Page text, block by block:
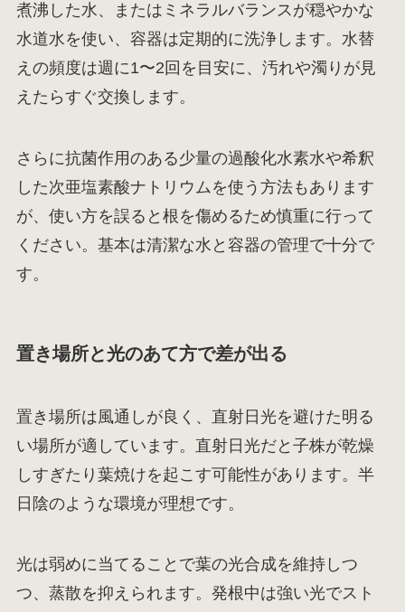
煮沸した水、またはミネラルバランスが穏やかな
水道水を使い、容器は定期的に洗浄します。水替
えの頻度は週に1〜2回を目安に、汚れや濁りが見
えたらすぐ交換します。
さらに抗菌作用のある少量の過酸化水素水や希釈
した次亜塩素酸ナトリウムを使う方法もあります
が、使い方を誤ると根を傷めるため慎重に行って
ください。基本は清潔な水と容器の管理で十分で
す。
置き場所と光のあて方で差が出る
置き場所は風通しが良く、直射日光を避けた明る
い場所が適しています。直射日光だと子株が乾燥
しすぎたり葉焼けを起こす可能性があります。半
日陰のような環境が理想です。
光は弱めに当てることで葉の光合成を維持しつ
つ、蒸散を抑えられます。発根中は強い光でスト